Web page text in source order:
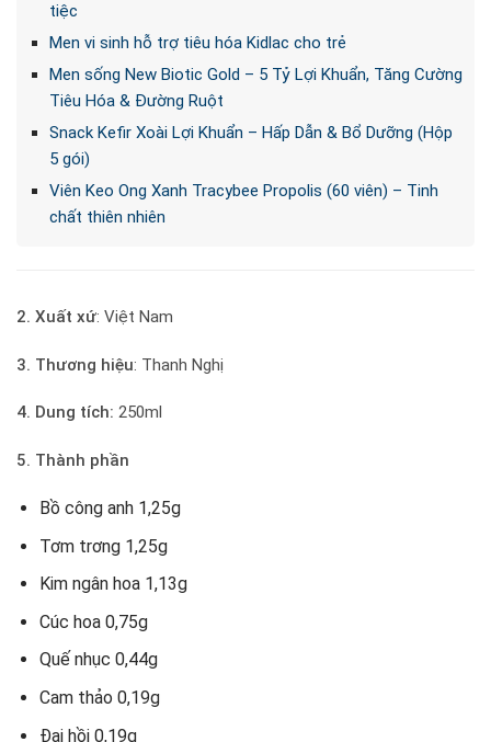
tiệc
Men vi sinh hỗ trợ tiêu hóa Kidlac cho trẻ
Men sống New Biotic Gold – 5 Tỷ Lợi Khuẩn, Tăng Cường
Tiêu Hóa & Đường Ruột
Snack Kefir Xoài Lợi Khuẩn – Hấp Dẫn & Bổ Dưỡng (Hộp
5 gói)
Viên Keo Ong Xanh Tracybee Propolis (60 viên) – Tinh
chất thiên nhiên
2. Xuất xứ: Việt Nam
3. Thương hiệu: Thanh Nghị
4. Dung tích: 250ml
5. Thành phần
Bồ công anh 1,25g
Tơm trơng 1,25g
Kim ngân hoa 1,13g
Cúc hoa 0,75g
Quế nhục 0,44g
Cam thảo 0,19g
Đại hồi 0,19g